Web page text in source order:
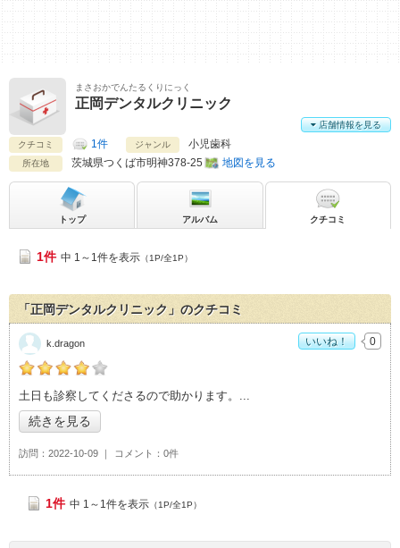
まさおかでんたるくりにっく
正岡デンタルクリニック
クチコミ 1件 ジャンル 小児歯科
所在地 茨城県つくば市明神378-25 地図を見る
店舗情報を見る
トップ アルバム クチコミ
1件 中 1～1件を表示 （1P/全1P）
「正岡デンタルクリニック」のクチコミ
k.dragonの「正岡デンタルクリニック>」おすすめ度：
土日も診察してくださるので助かります。
続きを見る
訪問 2022-10-09 コメント 0件
k.dragon いいね！ 0
1件 中 1～1件を表示 （1P/全1P）